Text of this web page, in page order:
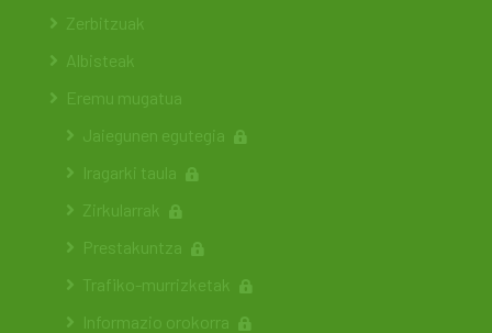
Zerbitzuak
Albisteak
Eremu mugatua
Jaiegunen egutegia
Iragarki taula
Zirkularrak
Prestakuntza
Trafiko-murrizketak
Informazio orokorra